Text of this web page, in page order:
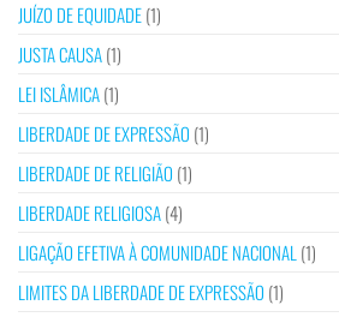
JUÍZO DE EQUIDADE(1)
JUSTA CAUSA(1)
LEI ISLÂMICA(1)
LIBERDADE DE EXPRESSÃO (1)
LIBERDADE DE RELIGIÃO (1)
LIBERDADE RELIGIOSA(4)
LIGAÇÃO EFETIVA À COMUNIDADE NACIONAL (1)
LIMITES DA LIBERDADE DE EXPRESSÃO (1)